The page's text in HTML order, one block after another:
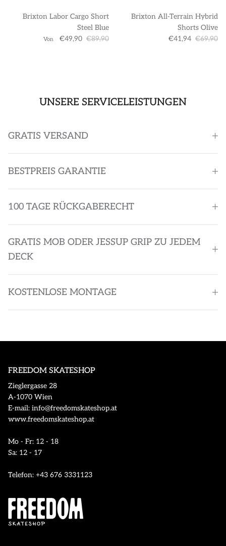
Brixton Labor Cargo Short
Steel Blue
Von €49,90 €89,90
Brixton All-Terrain Hybrid
Shorts Olive
€41,94 €69,90
UNSERE SERVICELEISTUNGEN
GRATIS VERSAND
BESTPREIS GARANTIE
100 TAGE RÜCKGABERECHT
GRATIS MOB ODER JESSUP GRIP ZU JEDEM
DECK
KOSTENLOSE MONTAGE
FREEDOM SKATESHOP
Zieglergasse 28
A-1070 Wien
E-mail: info@freedomskateshop.at
www.freedomskateshop.at
Mo - Fr: 12 - 18
Sa: 12 - 17
Telefon: +43 676 3331123